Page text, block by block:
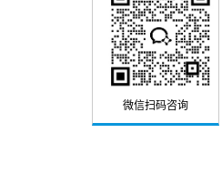
微信扫码咨询